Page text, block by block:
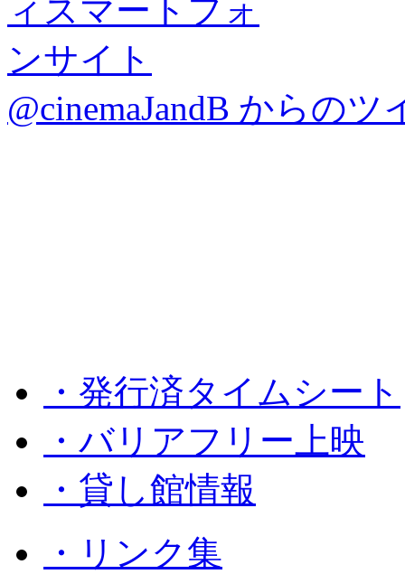
@cinemaJandB からのツ
・発行済タイムシート
・バリアフリー上映
・貸し館情報
・リンク集